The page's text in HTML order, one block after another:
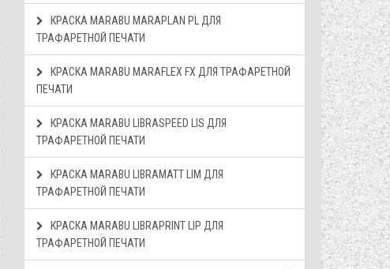
КРАСКА МАRABU MARAPLAN PL ДЛЯ
ТРАФАРЕТНОЙ ПЕЧАТИ
КРАСКА МАRABU MARAFLEX FX ДЛЯ ТРАФАРЕТНОЙ
ПЕЧАТИ
КРАСКА МАRABU LIBRASPEED LIS ДЛЯ
ТРАФАРЕТНОЙ ПЕЧАТИ
КРАСКА МАRABU LIBRAMATT LIM ДЛЯ
ТРАФАРЕТНОЙ ПЕЧАТИ
КРАСКА МАRABU LIBRAPRINT LIP ДЛЯ
ТРАФАРЕТНОЙ ПЕЧАТИ